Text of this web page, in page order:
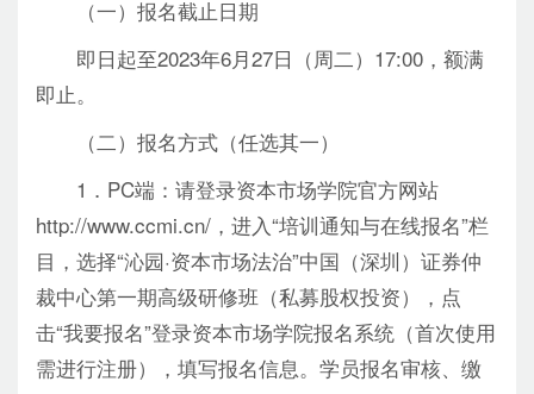
（一）报名截止日期
即日起至2023年6月27日（周二）17:00，额满
即止。
（二）报名方式（任选其一）
1．PC端：请登录资本市场学院官方网站
http://www.ccmi.cn/，进入“培训通知与在线报名”栏
目，选择“沁园·资本市场法治”中国（深圳）证券仲
裁中心第一期高级研修班（私募股权投资），点
击“我要报名”登录资本市场学院报名系统（首次使用
需进行注册），填写报名信息。学员报名审核、缴